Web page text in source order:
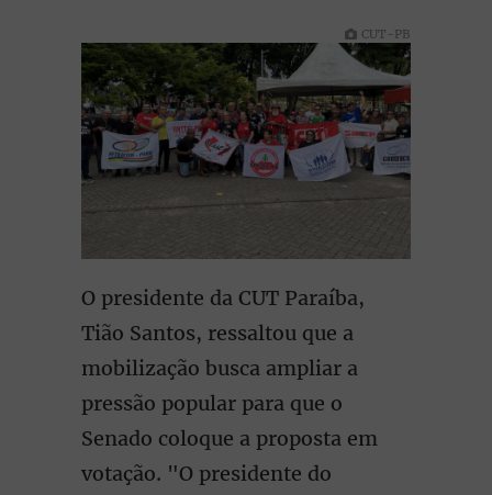
CUT-PB
O presidente da CUT Paraíba,
Tião Santos, ressaltou que a
mobilização busca ampliar a
pressão popular para que o
Senado coloque a proposta em
votação. "O presidente do